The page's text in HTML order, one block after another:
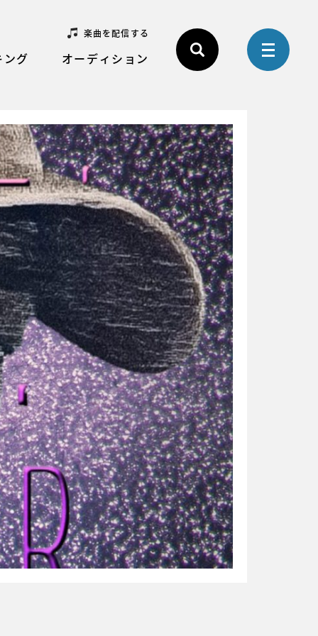
楽曲を配信する
ング オーディション